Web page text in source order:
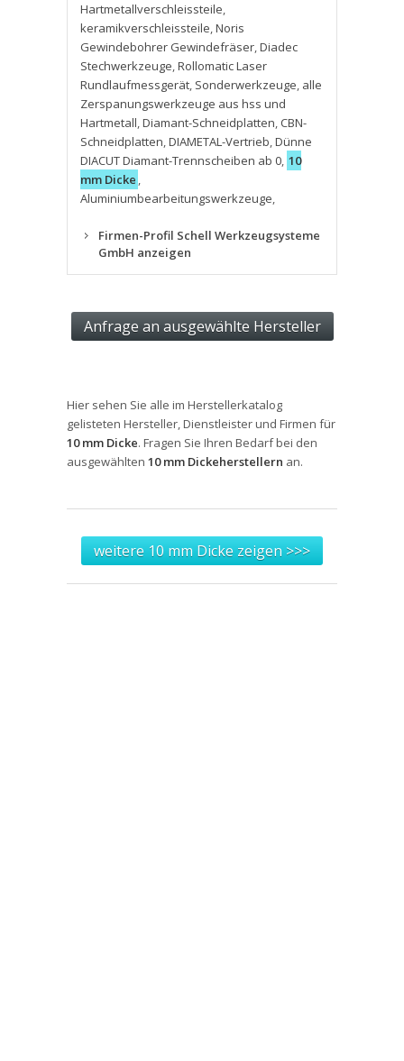
Hartmetallverschleissteile,
keramikverschleissteile,Noris
Gewindebohrer Gewindefräser,Diadec
Stechwerkzeuge,Rollomatic Laser
Rundlaufmessgerät, Sonderwerkzeuge, alle
Zerspanungswerkzeuge aus hss und
Hartmetall,Diamant-Schneidplatten, CBN-
Schneidplatten,DIAMETAL-Vertrieb,Dünne
DIACUT Diamant-Trennscheiben ab 0, 10
mm Dicke ,
Aluminiumbearbeitungswerkzeuge,
Firmen-Profil Schell Werkzeugsysteme
GmbH anzeigen
Hier sehen Sie alle im Herstellerkatalog
gelisteten Hersteller, Dienstleister und Firmen für
10 mm Dicke. Fragen Sie Ihren Bedarf bei den
ausgewählten 10 mm Dickeherstellern an.
weitere 10 mm Dicke zeigen >>>